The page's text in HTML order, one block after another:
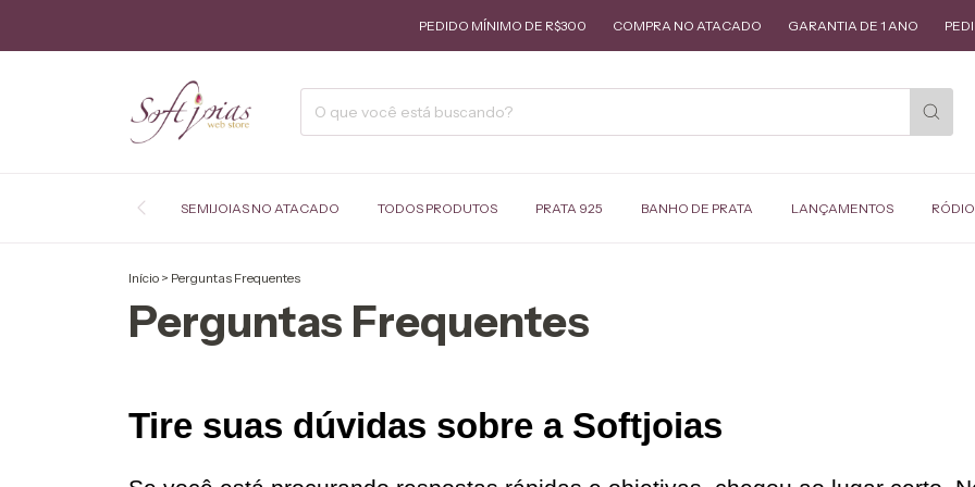
PEDIDO MÍNIMO DE R$300 COMPRA NO ATACADO GARANTIA DE 1 ANO PEDIDO
SEMIJOIAS NO ATACADO TODOS PRODUTOS PRATA 925 BANHO DE PRATA LANÇAMENTOS
Início > Perguntas Frequentes
Perguntas Frequentes
Tire suas dúvidas sobre a Softjoias